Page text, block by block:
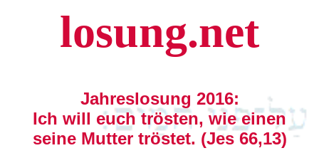
losung.net
Jahreslosung 2016:
Ich will euch trösten, wie einen
seine Mutter tröstet. (Jes 66,13)